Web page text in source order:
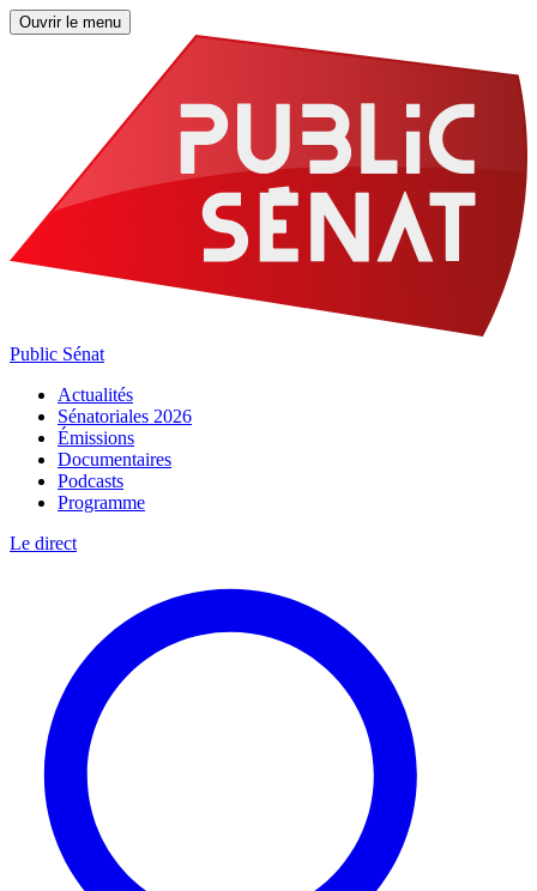
Ouvrir le menu
Public Sénat
Actualités
Sénatoriales 2026
Émissions
Documentaires
Podcasts
Programme
Le direct